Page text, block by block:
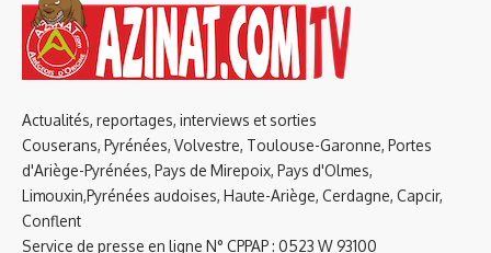
Actualités, reportages, interviews et sorties
Couserans, Pyrénées, Volvestre, Toulouse-Garonne, Portes
d'Ariège-Pyrénées, Pays de Mirepoix, Pays d'Olmes,
Limouxin,Pyrénées audoises, Haute-Ariège, Cerdagne, Capcir,
Conflent
Service de presse en ligne N° CPPAP : 0523 W 93100